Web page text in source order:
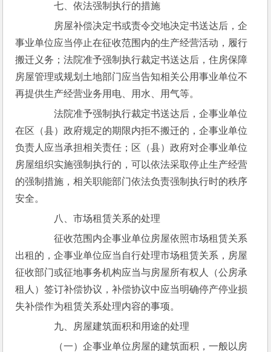
七、依法强制执行的措施
房屋补偿决定书或责令交地决定书送达后，企
事业单位应当停止在征收范围内的生产经营活动，履行
搬迁义务；法院准予强制执行裁定书送达后，住房保障
房屋管理或规划土地部门应当告知相关公用事业单位不
再提供生产经营业务用电、用水、用气等。
法院准予强制执行裁定书送达后，企事业单位
在区（县）政府规定的期限内拒不搬迁的，企事业单位
负责人应当承担相关责任；区（县）政府对企事业单位
房屋组织实施强制执行的，可以依法采取停止生产经营
的强制措施，相关职能部门依法负责强制执行时的秩序
安全。
八、市场租赁关系的处理
征收范围内企事业单位房屋依照市场租赁关系
出租的，企事业单位应当自行处理市场租赁关系，房屋
征收部门或征地事务机构应当与房屋所有权人（公房承
租人）签订补偿协议，补偿协议中应当明确停产停业损
失补偿作为租赁关系处理内容的事项。
九、房屋建筑面积和用途的处理
（一）企事业单位房屋的建筑面积，一般以房